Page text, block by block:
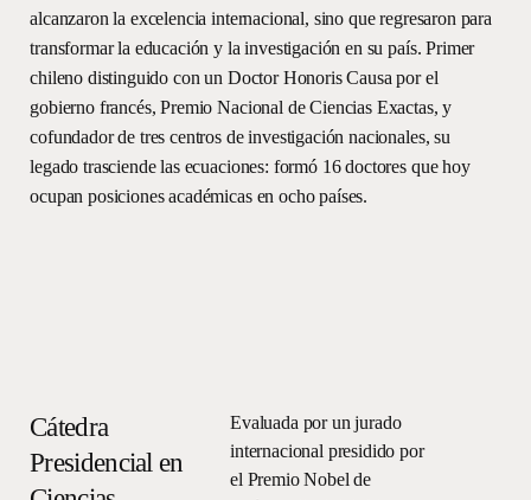
alcanzaron la excelencia internacional, sino que regresaron para
transformar la educación y la investigación en su país. Primer
chileno distinguido con un Doctor Honoris Causa por el
gobierno francés, Premio Nacional de Ciencias Exactas, y
cofundador de tres centros de investigación nacionales, su
legado trasciende las ecuaciones: formó 16 doctores que hoy
ocupan posiciones académicas en ocho países.
Cátedra
Presidencial en
Evaluada por un jurado
internacional presidido por
el Premio Nobel de